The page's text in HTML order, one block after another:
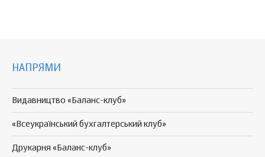
НАПРЯМИ
Видавництво «Баланс-клуб»
«Всеукраїнський бухгалтерський клуб»
Друкарня «Баланс-клуб»